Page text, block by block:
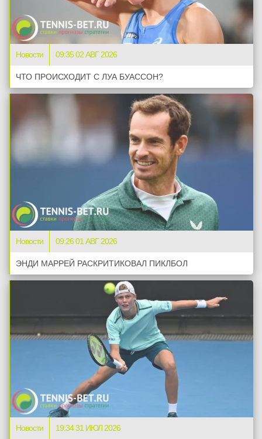
Новости 09:35 02 АВГ 2026
ЧТО ПРОИСХОДИТ С ЛУА БУАССОН?
Новости 09:26 01 АВГ 2026
ЭНДИ МАРРЕЙ РАСКРИТИКОВАЛ ПИКЛБОЛ
Новости 19:34 31 ИЮЛ 2026